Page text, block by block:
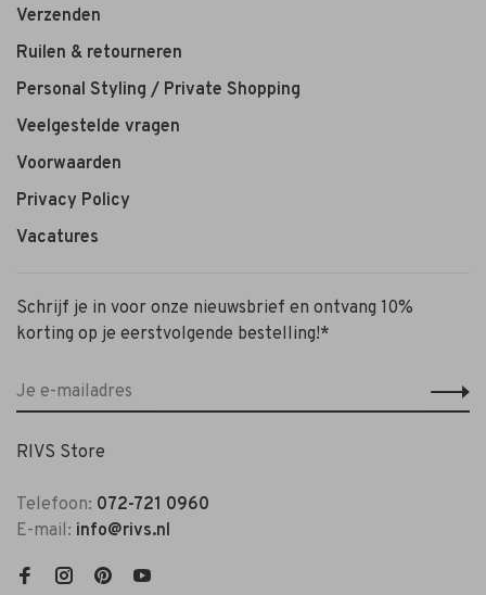
Verzenden
Ruilen & retourneren
Personal Styling / Private Shopping
Veelgestelde vragen
Voorwaarden
Privacy Policy
Vacatures
Schrijf je in voor onze nieuwsbrief en ontvang 10%
korting op je eerstvolgende bestelling!*
RIVS Store
Telefoon: 072-721 0960
E-mail: info@rivs.nl